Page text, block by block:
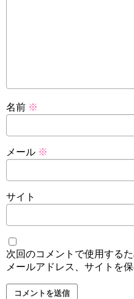
名前 ※
メール ※
サイト
次回のコメントで使用する
メールアドレス、サイトを保